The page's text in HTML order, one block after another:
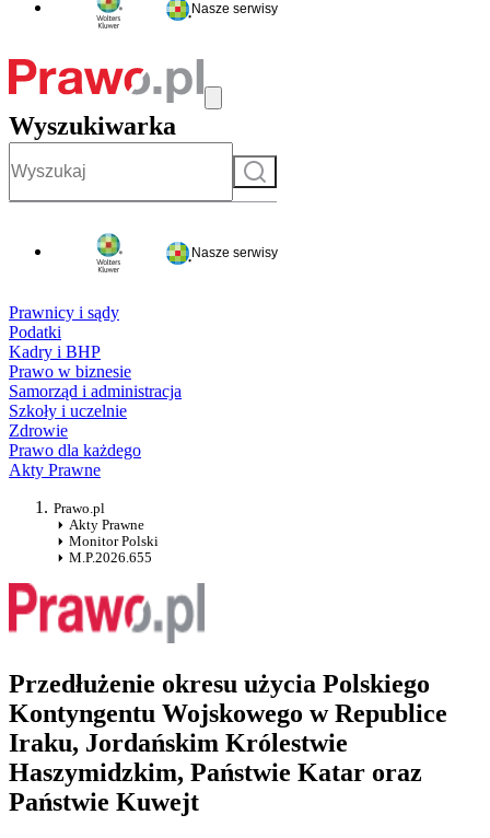
Nasze serwisy
Wyszukiwarka
Szukaj
Nasze serwisy
Prawnicy i sądy
Podatki
Kadry i BHP
Prawo w biznesie
Samorząd i administracja
Szkoły i uczelnie
Zdrowie
Prawo dla każdego
Akty Prawne
Prawo.pl
Akty Prawne
Monitor Polski
M.P.2026.655
Przedłużenie okresu użycia Polskiego
Kontyngentu Wojskowego w Republice
Iraku, Jordańskim Królestwie
Haszymidzkim, Państwie Katar oraz
Państwie Kuwejt